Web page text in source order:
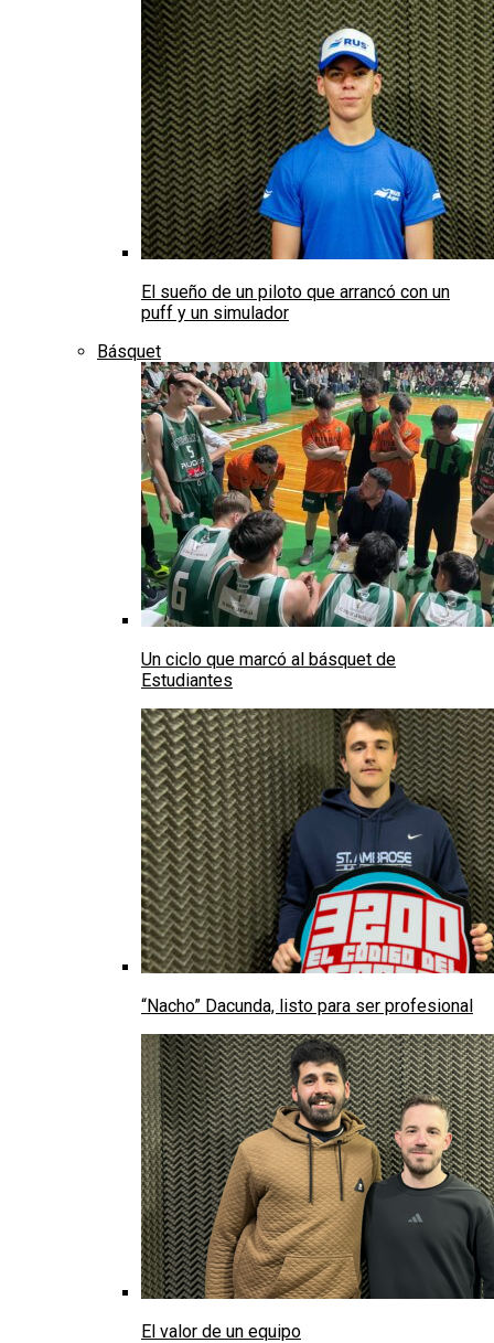
El sueño de un piloto que arrancó con un
puff y un simulador
Básquet
Un ciclo que marcó al básquet de
Estudiantes
“Nacho” Dacunda, listo para ser profesional
El valor de un equipo